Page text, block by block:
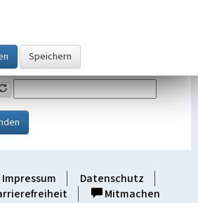
Sie unten das Rechenergebnis aus der
Impressum
Datenschutz
Mitmachen